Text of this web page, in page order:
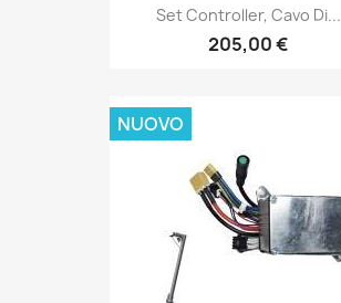
Set Controller, Cavo Di...
205,00 €
NUOVO